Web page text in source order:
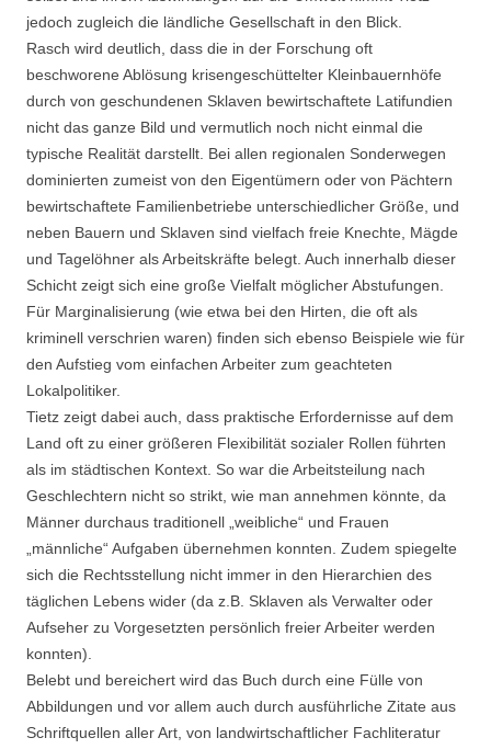
jedoch zugleich die ländliche Gesellschaft in den Blick.
Rasch wird deutlich, dass die in der Forschung oft
beschworene Ablösung krisengeschüttelter Kleinbauernhöfe
durch von geschundenen Sklaven bewirtschaftete Latifundien
nicht das ganze Bild und vermutlich noch nicht einmal die
typische Realität darstellt. Bei allen regionalen Sonderwegen
dominierten zumeist von den Eigentümern oder von Pächtern
bewirtschaftete Familienbetriebe unterschiedlicher Größe, und
neben Bauern und Sklaven sind vielfach freie Knechte, Mägde
und Tagelöhner als Arbeitskräfte belegt. Auch innerhalb dieser
Schicht zeigt sich eine große Vielfalt möglicher Abstufungen.
Für Marginalisierung (wie etwa bei den Hirten, die oft als
kriminell verschrien waren) finden sich ebenso Beispiele wie für
den Aufstieg vom einfachen Arbeiter zum geachteten
Lokalpolitiker.
Tietz zeigt dabei auch, dass praktische Erfordernisse auf dem
Land oft zu einer größeren Flexibilität sozialer Rollen führten
als im städtischen Kontext. So war die Arbeitsteilung nach
Geschlechtern nicht so strikt, wie man annehmen könnte, da
Männer durchaus traditionell „weibliche“ und Frauen
„männliche“ Aufgaben übernehmen konnten. Zudem spiegelte
sich die Rechtsstellung nicht immer in den Hierarchien des
täglichen Lebens wider (da z.B. Sklaven als Verwalter oder
Aufseher zu Vorgesetzten persönlich freier Arbeiter werden
konnten).
Belebt und bereichert wird das Buch durch eine Fülle von
Abbildungen und vor allem auch durch ausführliche Zitate aus
Schriftquellen aller Art, von landwirtschaftlicher Fachliteratur